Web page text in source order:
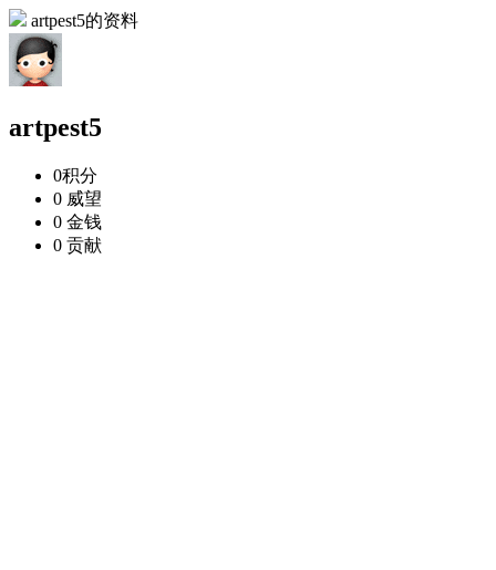
artpest5的资料
artpest5
0积分
0 威望
0 金钱
0 贡献